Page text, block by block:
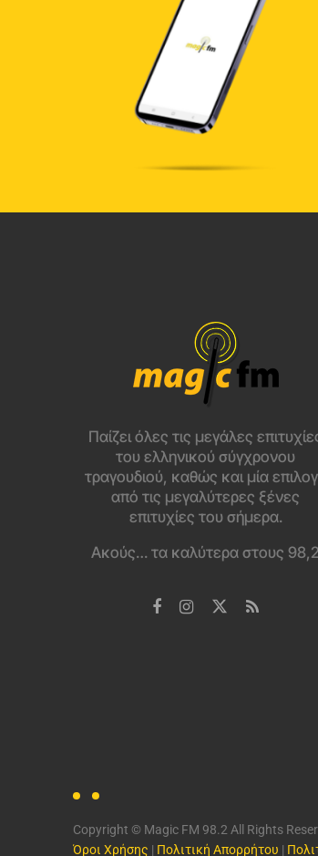
Παίζει όλες τις μεγάλες
του ελληνικού σύγχρονου
τραγουδιού, καθώς και μία
από τις μεγαλύτερες ξένες
επιτυχίες του σήμερα.
Ακούς… τα καλύτερα στους 98,2
Copyright © Magic FM 98.2 All Rights
Όροι Χρήσης | Πολιτική Απορρήτου |